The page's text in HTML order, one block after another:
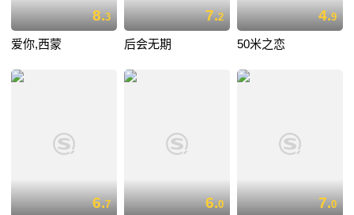
8.3
爱你,西蒙
7.2
后会无期
4.9
50米之恋
6.7 6.0 7.0